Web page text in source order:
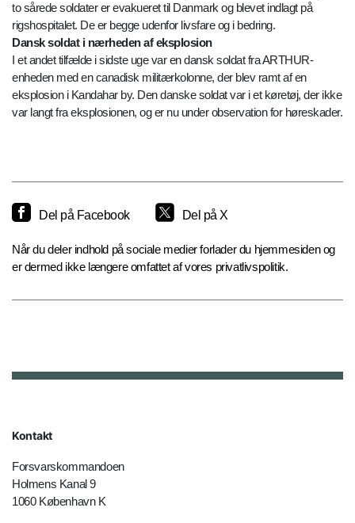
to sårede soldater er evakueret til Danmark og blevet indlagt på
rigshospitalet. De er begge udenfor livsfare og i bedring.
Dansk soldat i nærheden af eksplosion
I et andet tilfælde i sidste uge var en dansk soldat fra ARTHUR-
enheden med en canadisk militærkolonne, der blev ramt af en
eksplosion i Kandahar by. Den danske soldat var i et køretøj, der ikke
var langt fra eksplosionen, og er nu under observation for høreskader.
Del på Facebook Del på X
Når du deler indhold på sociale medier forlader du hjemmesiden og
er dermed ikke længere omfattet af vores privatlivspolitik.
Kontakt
Forsvarskommandoen
Holmens Kanal 9
1060 København K